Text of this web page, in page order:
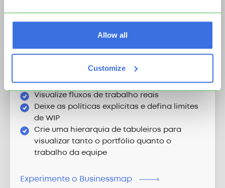
Allow all
Customize
Crie uma rede de tabuleiros
Visualize fluxos de trabalho reais
Deixe as políticas explícitas e defina limites
de WIP
Crie uma hierarquia de tabuleiros para
visualizar tanto o portfólio quanto o
trabalho da equipe
Experimente o Businessmap